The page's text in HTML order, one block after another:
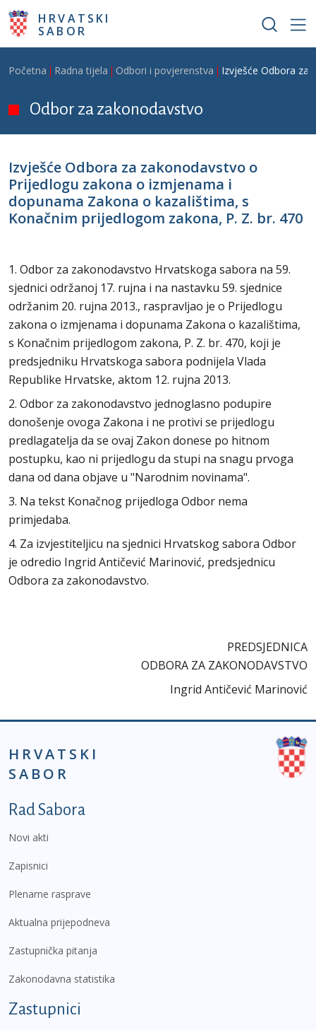
Skoči na glavni sadržaj
HRVATSKI
SABOR
Breadcrumb
Početna Radna tijela Odbori i povjerenstva Izvješće Odbora za
Odbor za zakonodavstvo
Izvješće Odbora za zakonodavstvo o
Prijedlogu zakona o izmjenama i
dopunama Zakona o kazalištima, s
Konačnim prijedlogom zakona, P. Z. br. 470
1. Odbor za zakonodavstvo Hrvatskoga sabora na 59.
sjednici održanoj 17. rujna i na nastavku 59. sjednice
održanim 20. rujna 2013., raspravljao je o Prijedlogu
zakona o izmjenama i dopunama Zakona o kazalištima,
s Konačnim prijedlogom zakona, P. Z. br. 470, koji je
predsjedniku Hrvatskoga sabora podnijela Vlada
Republike Hrvatske, aktom 12. rujna 2013.
2. Odbor za zakonodavstvo jednoglasno podupire
donošenje ovoga Zakona i ne protivi se prijedlogu
predlagatelja da se ovaj Zakon donese po hitnom
postupku, kao ni prijedlogu da stupi na snagu prvoga
dana od dana objave u "Narodnim novinama".
3. Na tekst Konačnog prijedloga Odbor nema
primjedaba.
4. Za izvjestiteljicu na sjednici Hrvatskog sabora Odbor
je odredio Ingrid Antičević Marinović, predsjednicu
Odbora za zakonodavstvo.
PREDSJEDNICA
ODBORA ZA ZAKONODAVSTVO
Ingrid Antičević Marinović
HRVATSKI
SABOR
Podnožje prvi izbornik
Rad Sabora
Novi akti
Zapisnici
Plenarne rasprave
Aktualna prijepodneva
Zastupnička pitanja
Zakonodavna statistika
Zastupnici